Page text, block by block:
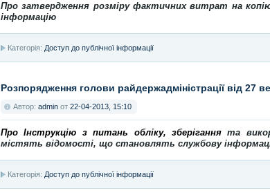
Про затвердження розміру фактичних витрат на
інформацію
Категорія: Доступ до публічної інформації
Розпорядження голови райдержадміністрації від 27
Автор: admin от 22-04-2013, 15:10
Про Інструкцію з питань обліку, зберіганнята
містять відомості, що становлять службову
Категорія: Доступ до публічної інформації